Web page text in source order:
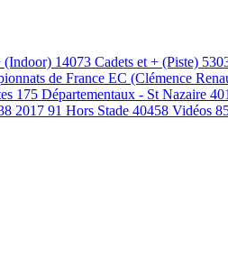
(Indoor) 14073 Cadets et + (Piste)
de France EC (Clémence
175 Départementaux - St Nazaire 401
2017 91 Hors Stade 40458 Vidéos